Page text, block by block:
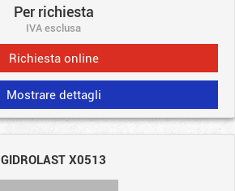
Per richiesta
IVA esclusa
Richiesta online
Mostrare dettagli
GIDROLAST X0513